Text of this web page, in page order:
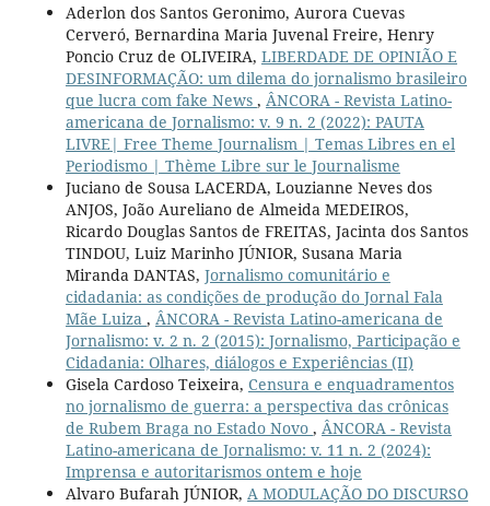
Aderlon dos Santos Geronimo, Aurora Cuevas
Cerveró, Bernardina Maria Juvenal Freire, Henry
Poncio Cruz de OLIVEIRA, LIBERDADE DE OPINIÃO E
DESINFORMAÇÃO: um dilema do jornalismo brasileiro
que lucra com fake News , ÂNCORA - Revista Latino-
americana de Jornalismo: v. 9 n. 2 (2022): PAUTA
LIVRE| Free Theme Journalism | Temas Libres en el
Periodismo | Thème Libre sur le Journalisme
Juciano de Sousa LACERDA, Louzianne Neves dos
ANJOS, João Aureliano de Almeida MEDEIROS,
Ricardo Douglas Santos de FREITAS, Jacinta dos Santos
TINDOU, Luiz Marinho JÚNIOR, Susana Maria
Miranda DANTAS, Jornalismo comunitário e
cidadania: as condições de produção do Jornal Fala
Mãe Luiza , ÂNCORA - Revista Latino-americana de
Jornalismo: v. 2 n. 2 (2015): Jornalismo, Participação e
Cidadania: Olhares, diálogos e Experiências (II)
Gisela Cardoso Teixeira, Censura e enquadramentos
no jornalismo de guerra: a perspectiva das crônicas
de Rubem Braga no Estado Novo , ÂNCORA - Revista
Latino-americana de Jornalismo: v. 11 n. 2 (2024):
Imprensa e autoritarismos ontem e hoje
Alvaro Bufarah JÚNIOR, A MODULAÇÃO DO DISCURSO